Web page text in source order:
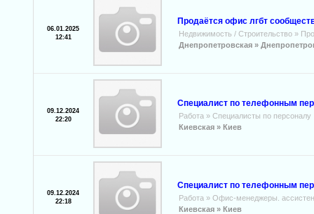
06.01.2025
12:41
Продаётся офис лгбт
Недвижимость / Строительство »
Днепропетровская »
09.12.2024
22:20
Специалист по телефонным
Работа » Специалисты по персоналу
Киевская » Киев
09.12.2024
22:18
Специалист по телефонным
Работа » Офис-менеджеры.
Киевская » Киев